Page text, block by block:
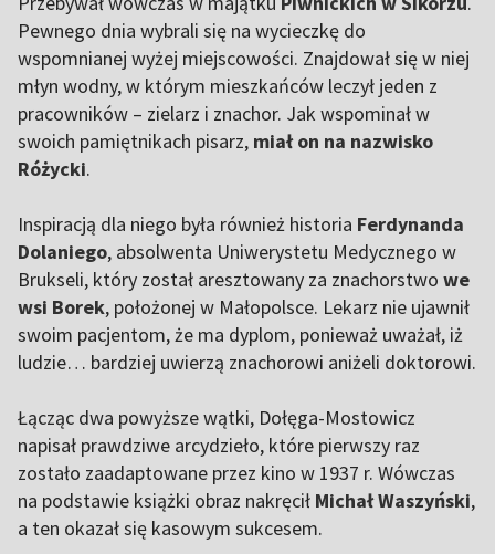
Pewnego dnia wybrali się na wycieczkę do
wspomnianej wyżej miejscowości. Znajdował się w niej
młyn wodny, w którym mieszkańców leczył jeden z
pracowników – zielarz i znachor. Jak wspominał w
swoich pamiętnikach pisarz, miał on na nazwisko
Różycki.
Inspiracją dla niego była również historia Ferdynanda
Dolaniego, absolwenta Uniwerystetu Medycznego w
Brukseli, który został aresztowany za znachorstwo we
wsi Borek, położonej w Małopolsce. Lekarz nie ujawnił
swoim pacjentom, że ma dyplom, ponieważ uważał, iż
ludzie… bardziej uwierzą znachorowi aniżeli doktorowi.
Łącząc dwa powyższe wątki, Dołęga-Mostowicz
napisał prawdziwe arcydzieło, które pierwszy raz
zostało zaadaptowane przez kino w 1937 r. Wówczas
na podstawie książki obraz nakręcił Michał Waszyński,
a ten okazał się kasowym sukcesem.